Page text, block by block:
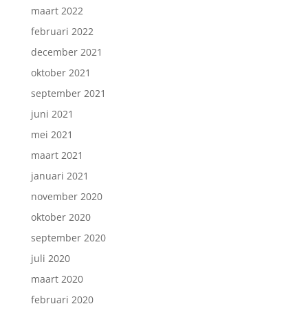
maart 2022
februari 2022
december 2021
oktober 2021
september 2021
juni 2021
mei 2021
maart 2021
januari 2021
november 2020
oktober 2020
september 2020
juli 2020
maart 2020
februari 2020